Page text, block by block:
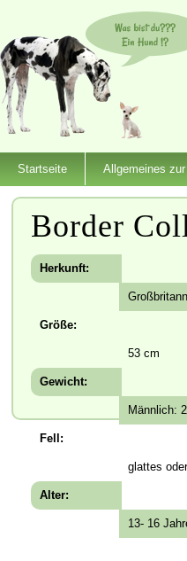
Startseite Allgemeines
Border
Herkunft:
Größe:
53 cm
Gewicht:
Männlich:
Fell:
glattes
Alter:
13- 16